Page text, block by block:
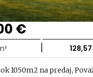
€
| 128,57
1050m2 na predaj,